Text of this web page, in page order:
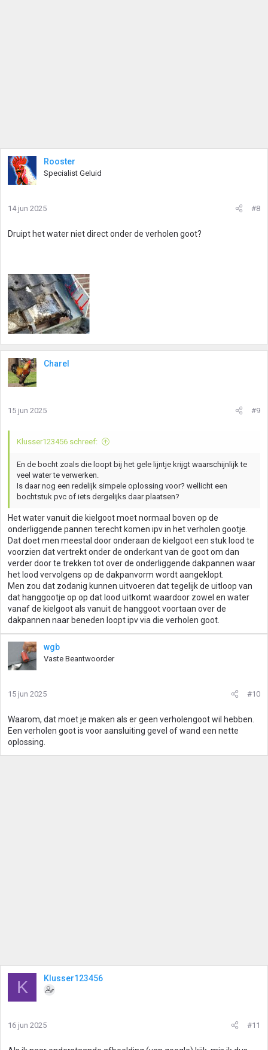
Rooster
Specialist Geluid
14 jun 2025 #8
Druipt het water niet direct onder de verholen goot?
Charel
15 jun 2025 #9
Klusser123456 schreef:
En de bocht zoals die loopt bij het gele lijntje krijgt waarschijnlijk te
veel water te verwerken.
Is daar nog een redelijk simpele oplossing voor? wellicht een
bochtstuk pvc of iets dergelijks daar plaatsen?
Het water vanuit die kielgoot moet normaal boven op de
onderliggende pannen terecht komen ipv in het verholen gootje.
Dat doet men meestal door onderaan de kielgoot een stuk lood te
voorzien dat vertrekt onder de onderkant van de goot om dan
verder door te trekken tot over de onderliggende dakpannen waar
het lood vervolgens op de dakpanvorm wordt aangeklopt.
Men zou dat zodanig kunnen uitvoeren dat tegelijk de uitloop van
dat hanggootje op op dat lood uitkomt waardoor zowel en water
vanaf de kielgoot als vanuit de hanggoot voortaan over de
dakpannen naar beneden loopt ipv via die verholen goot.
wgb
Vaste Beantwoorder
15 jun 2025 #10
Waarom, dat moet je maken als er geen verholengoot wil hebben.
Een verholen goot is voor aansluiting gevel of wand een nette
oplossing.
K Klusser123456
16 jun 2025 #11